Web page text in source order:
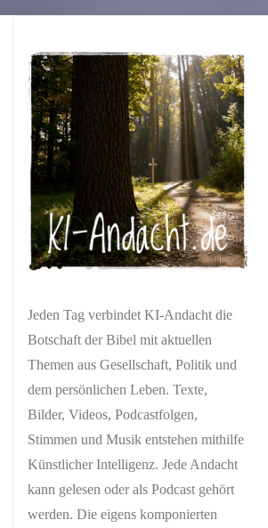
Jeden Tag verbindet KI-Andacht die
Botschaft der Bibel mit aktuellen
Themen aus Gesellschaft, Politik und
dem persönlichen Leben. Texte,
Bilder, Videos, Podcastfolgen,
Stimmen und Musik entstehen mithilfe
Künstlicher Intelligenz. Jede Andacht
kann gelesen oder als Podcast gehört
werden. Die eigens komponierten